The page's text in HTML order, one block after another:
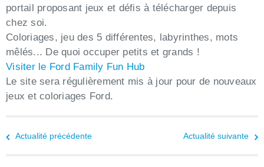
mars 2021
février 2021
janvier 2021
novembre 2020
octobre 2020
Partager cette actualité
portail proposant jeux et défis à télécharger depuis
chez soi.
Coloriages, jeu des 5 différentes, labyrinthes, mots
mêlés... De quoi occuper petits et grands !
Visiter le Ford Family Fun Hub
Le site sera régulièrement mis à jour pour de nouveaux
jeux et coloriages Ford.
Actualité précédente Actualité suivante